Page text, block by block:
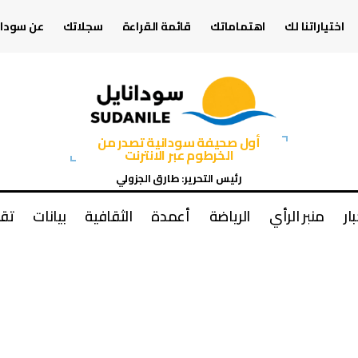
اختياراتنا لك اهتماماتك قائمة القراءة سجلاتك عن
أول صحيفة سودانية تصدر من
الخرطوم عبر الانترنت
رئيس التحرير: طارق الجزولي
منبر الرأي الرياضة أعمدة الثقافية بيانات